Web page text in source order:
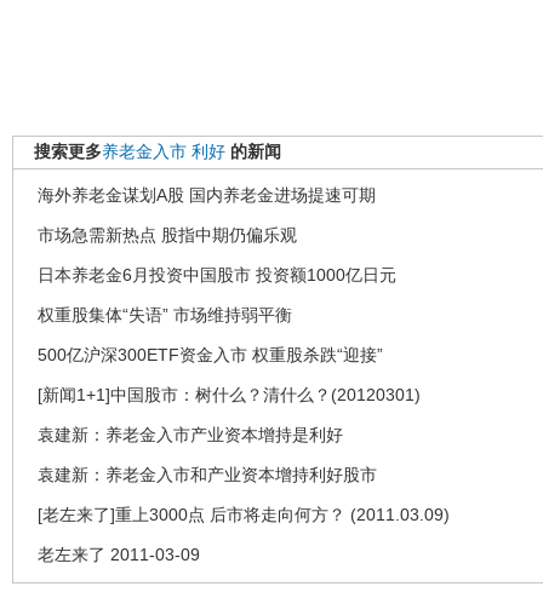
搜索更多养老金入市 利好 的新闻
海外养老金谋划A股 国内养老金进场提速可期
市场急需新热点 股指中期仍偏乐观
日本养老金6月投资中国股市 投资额1000亿日元
权重股集体“失语” 市场维持弱平衡
500亿沪深300ETF资金入市 权重股杀跌“迎接”
[新闻1+1]中国股市：树什么？清什么？(20120301)
袁建新：养老金入市产业资本增持是利好
袁建新：养老金入市和产业资本增持利好股市
[老左来了]重上3000点 后市将走向何方？ (2011.03.09)
老左来了 2011-03-09